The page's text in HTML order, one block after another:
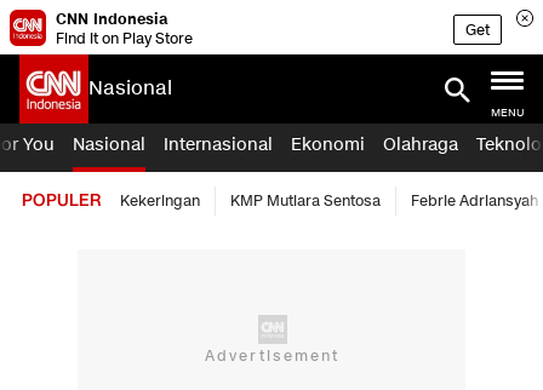
CNN Indonesia
Find it on Play Store
Get
Nasional
MENU
You Nasional Internasional Ekonomi Olahraga
POPULER Kekeringan KMP Mutiara Sentosa Febrie Adriansyah